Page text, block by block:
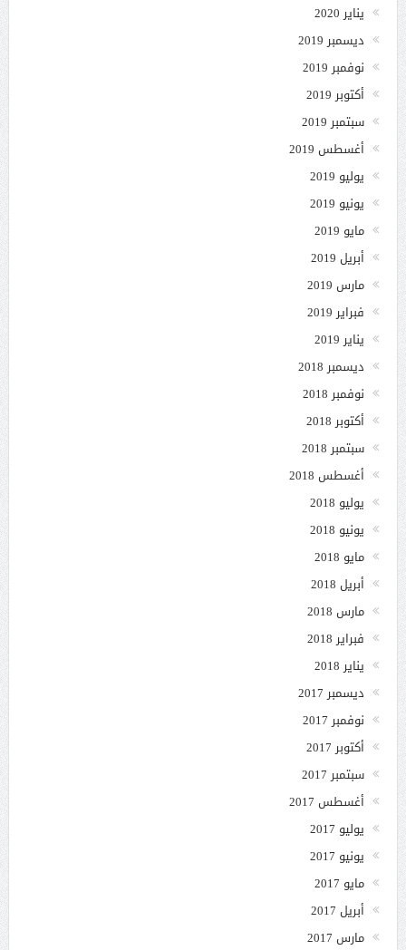
يناير 2020
ديسمبر 2019
نوفمبر 2019
أكتوبر 2019
سبتمبر 2019
أغسطس 2019
يوليو 2019
يونيو 2019
مايو 2019
أبريل 2019
مارس 2019
فبراير 2019
يناير 2019
ديسمبر 2018
نوفمبر 2018
أكتوبر 2018
سبتمبر 2018
أغسطس 2018
يوليو 2018
يونيو 2018
مايو 2018
أبريل 2018
مارس 2018
فبراير 2018
يناير 2018
ديسمبر 2017
نوفمبر 2017
أكتوبر 2017
سبتمبر 2017
أغسطس 2017
يوليو 2017
يونيو 2017
مايو 2017
أبريل 2017
مارس 2017